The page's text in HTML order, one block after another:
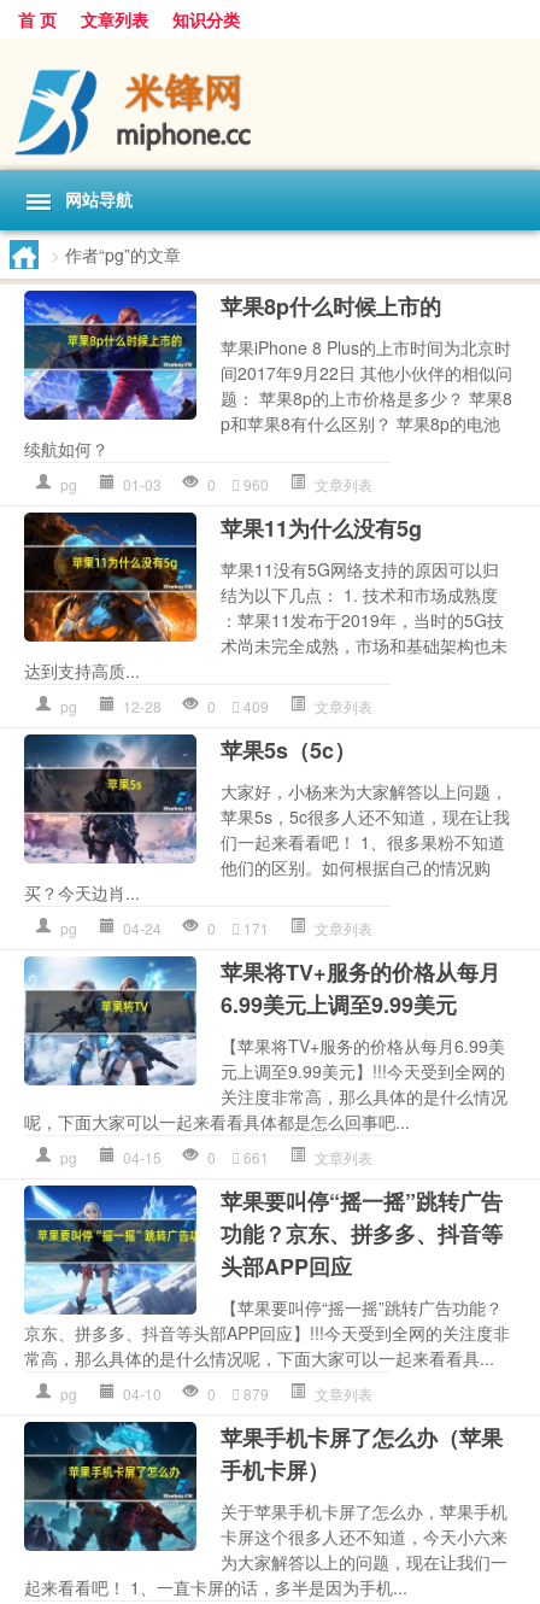
首 页 文章列表 知识分类
网站导航
> 作者“pg”的文章
苹果8p什么时候上市的
苹果iPhone 8 Plus的上市时间为北京时
间2017年9月22日 其他小伙伴的相似问
题： 苹果8p的上市价格是多少？ 苹果8
p和苹果8有什么区别？ 苹果8p的电池
续航如何？
pg 01-03 0 960 文章列表
苹果11为什么没有5g
苹果11没有5G网络支持的原因可以归
结为以下几点： 1. 技术和市场成熟度
：苹果11发布于2019年，当时的5G技
术尚未完全成熟，市场和基础架构也未
达到支持高质...
pg 12-28 0 409 文章列表
苹果5s（5c）
大家好，小杨来为大家解答以上问题，
苹果5s，5c很多人还不知道，现在让我
们一起来看看吧！ 1、很多果粉不知道
他们的区别。如何根据自己的情况购
买？今天边肖...
pg 04-24 0 171 文章列表
苹果将TV+服务的价格从每月
6.99美元上调至9.99美元
【苹果将TV+服务的价格从每月6.99美
元上调至9.99美元】!!!今天受到全网的
关注度非常高，那么具体的是什么情况
呢，下面大家可以一起来看看具体都是怎么回事吧...
pg 04-15 0 661 文章列表
苹果要叫停“摇一摇”跳转广告
功能？京东、拼多多、抖音等
头部APP回应
【苹果要叫停“摇一摇”跳转广告功能？
京东、拼多多、抖音等头部APP回应】!!!今天受到全网的关注度非
常高，那么具体的是什么情况呢，下面大家可以一起来看看具...
pg 04-10 0 879 文章列表
苹果手机卡屏了怎么办（苹果
手机卡屏）
关于苹果手机卡屏了怎么办，苹果手机
卡屏这个很多人还不知道，今天小六来
为大家解答以上的问题，现在让我们一
起来看看吧！ 1、一直卡屏的话，多半是因为手机...